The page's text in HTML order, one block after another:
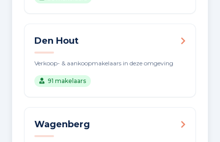
Den Hout
Verkoop- & aankoopmakelaars in deze omgeving
91 makelaars
Wagenberg